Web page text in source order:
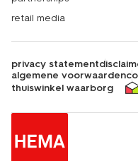
retail media
privacy statement
algemene voorwaarden
thuiswinkel waarborg